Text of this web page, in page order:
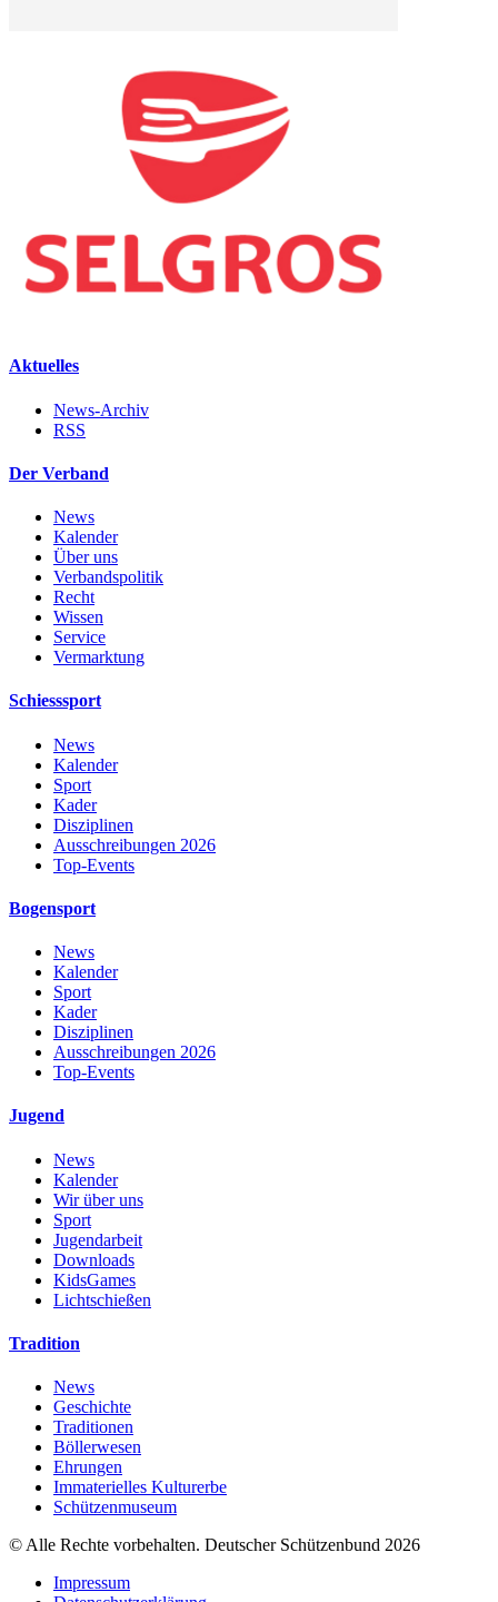
Aktuelles
News-Archiv
RSS
Der Verband
News
Kalender
Über uns
Verbandspolitik
Recht
Wissen
Service
Vermarktung
Schiesssport
News
Kalender
Sport
Kader
Disziplinen
Ausschreibungen 2026
Top-Events
Bogensport
News
Kalender
Sport
Kader
Disziplinen
Ausschreibungen 2026
Top-Events
Jugend
News
Kalender
Wir über uns
Sport
Jugendarbeit
Downloads
KidsGames
Lichtschießen
Tradition
News
Geschichte
Traditionen
Böllerwesen
Ehrungen
Immaterielles Kulturerbe
Schützenmuseum
© Alle Rechte vorbehalten. Deutscher Schützenbund 2026
Impressum